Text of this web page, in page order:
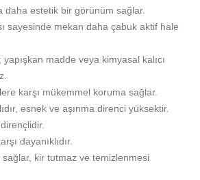
daha estetik bir görünüm sağlar.
sayesinde mekan daha çabuk aktif hale
yapışkan madde veya kimyasal kalıcı
karşı mükemmel koruma sağlar.
esnek ve aşınma direnci yüksektir.
dayanıklıdır.
kir tutmaz ve temizlenmesi